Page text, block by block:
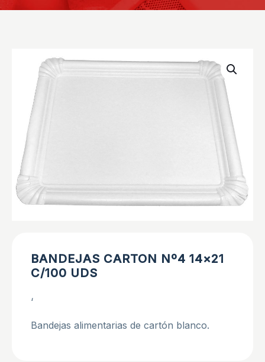
BANDEJAS CARTON Nº4 14×21
C/100 UDS
‘
Bandejas alimentarias de cartón blanco.